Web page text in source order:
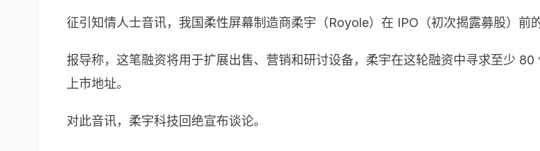
征引知情人士音讯，我国柔性屏幕制造商柔宇（Royole）在 IPO（初次揭露募股）前
报导称，这笔融资将用于扩展出售、营销和研讨设备，柔宇在这轮融资中寻求至少
上市地址。
对此音讯，柔宇科技回绝宣布谈论。